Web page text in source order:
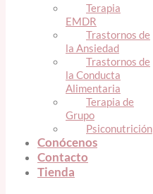
Terapia
EMDR
Trastornos de
la Ansiedad
Trastornos de
la Conducta
Alimentaria
Terapia de
Grupo
Psiconutrición
Conócenos
Contacto
Tienda